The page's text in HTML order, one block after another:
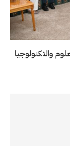
والتكنولوجيا